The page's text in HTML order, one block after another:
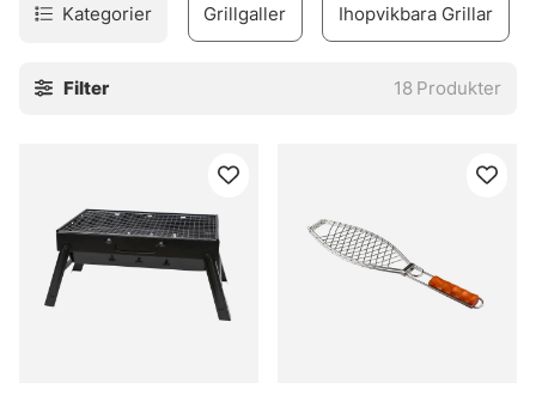
Kategorier Grillgaller Ihopvikbara Grillar
Filter 18 Produkter